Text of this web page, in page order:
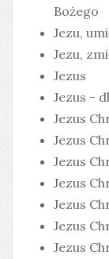
Bożego
Jezu,
Jezu,
Jezus
Jezus -
Jezus
Jezus
Jezus
Jezus
Jezus
Jezus
Jezus